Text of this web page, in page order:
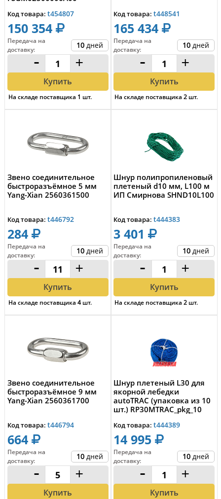
Код товара: t454807
150 354
Передача на
доставку: 10 дней
- +
Купить
На складе поставщика 1 шт.
Код товара: t448541
165 434
Передача на
доставку: 10 дней
- +
Купить
На складе поставщика2 шт.
Звено соединительное
быстроразъёмное 5 мм
Yang-Xian 2560361500
Код товара: t446792
284
Передача на
доставку: 10 дней
- +
Купить
На складе поставщика 4шт.
Шнур полипропиленовый
плетеный d10 мм, L100 м
ИП Смирнова SHND10L100
Код товара: t444383
3 401
Передача на
доставку: 10 дней
- +
Купить
На складе поставщика2 шт.
Звено соединительное
быстроразъёмное 9 мм
Yang-Xian 2560361700
Код товара: t446794
664
Передача на
доставку: 10 дней
- +
Купить
Шнур плетеный L30 для
якорной лебедки
autoTRAC (упаковка из 10
шт.) RP30MTRAC_pkg_10
Код товара: t444389
14 995
Передача на
доставку: 10 дней
- +
Купить